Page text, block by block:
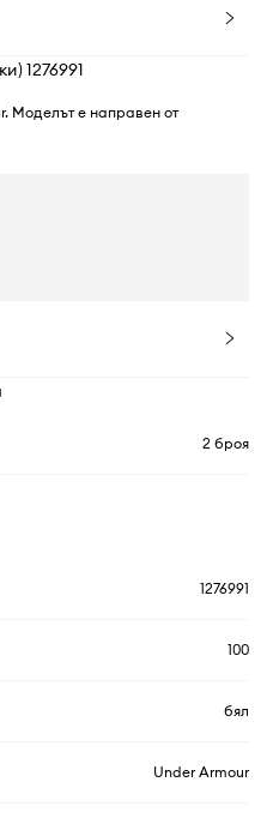
1276991
Моделът е направен от
2 броя
1276991
100
бял
Under Armour